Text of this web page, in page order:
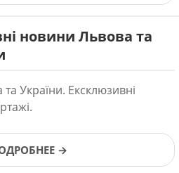
новини Львова та
України. Ексклюзивні
→